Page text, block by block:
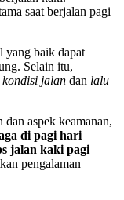
saat berjalan pagi
yang baik dapat
Selain itu,
kondisi jalan dan lalu
aspek keamanan,
di pagi hari
jalan kaki pagi
pengalaman